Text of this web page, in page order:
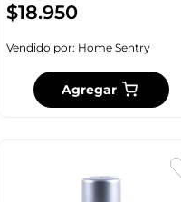
$18.950
Vendido por: Home Sentry
Agregar